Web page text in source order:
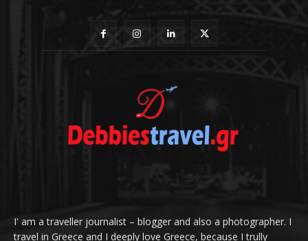
I' am a traveller journalist – blogger and also a photographer. I
travel in Greece and I deeply love Greece, because I trully